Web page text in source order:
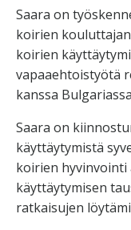
Saara on
koirien
koirien
vapaaehtoistyötä
kanssa
Saara on
käyttäytymistä
koirien hyvinvointi
käyttäytymisen
ratkaisujen